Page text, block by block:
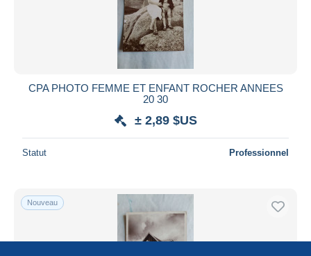
CPA PHOTO FEMME ET ENFANT ROCHER ANNEES
20 30
± 2,89 $US
Statut Professionnel
Nouveau